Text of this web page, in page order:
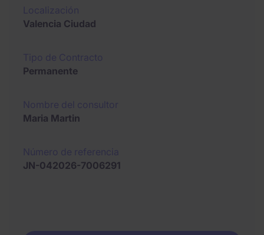
Valencia Ciudad
Permanente
Maria Martin
JN-042026-7006291